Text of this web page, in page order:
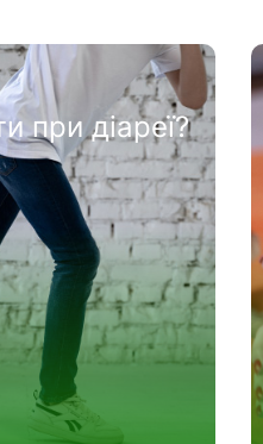
при діареї?